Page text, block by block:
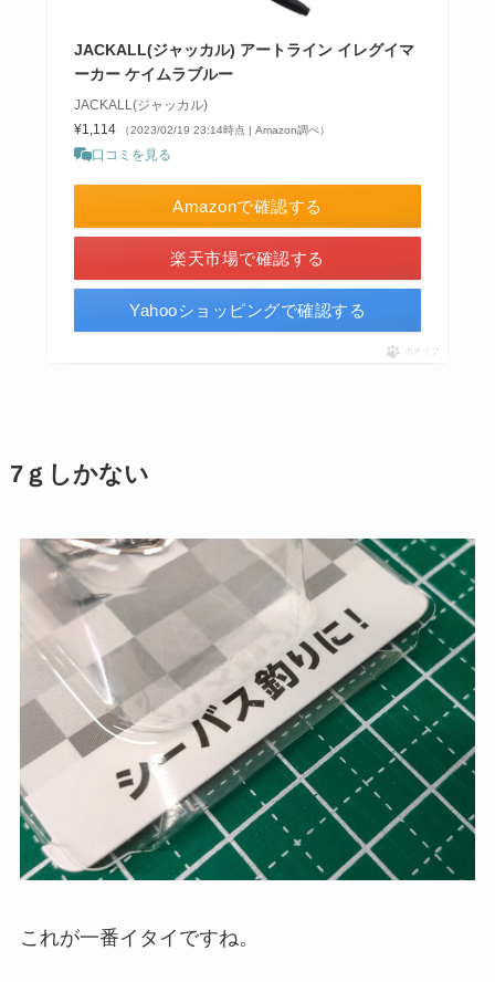
JACKALL(ジャッカル) アートライン イレグイマ
ーカー ケイムラブルー
JACKALL(ジャッカル)
¥1,114
（2023/02/19 23:14時点 | Amazon調べ）
口コミを見る
Amazonで確認する
楽天市場で確認する
Yahooショッピングで確認する
ポチップ
7ｇしかない
これが一番イタイですね。